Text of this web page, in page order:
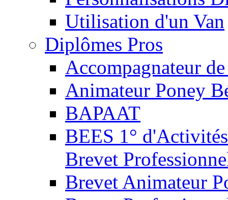
Utilisation d'un Van
Diplômes Pros
Accompagnateur
Animateur Poney
BAPAAT
BEES 1°
Brevet
Brevet Animateur